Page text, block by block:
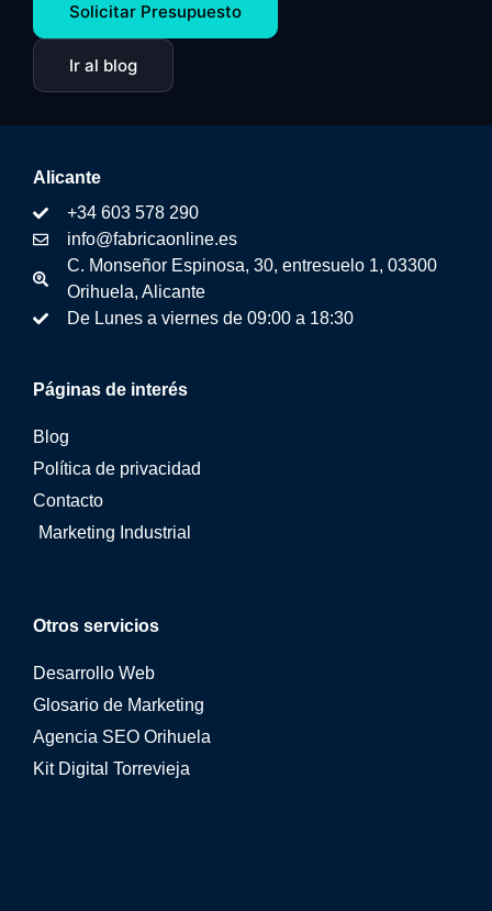
Solicitar Presupuesto
Ir al blog
Otros servicios
Desarrollo Web
Glosario de Marketing
Agencia SEO Orihuela
Kit Digital Torrevieja
Páginas de interés
Blog
Política de privacidad
Contacto
Marketing Industrial
Alicante
+34 603 578 290
info@fabricaonline.es
C. Monseñor Espinosa, 30, entresuelo 1, 03300
Orihuela, Alicante
De Lunes a viernes de 09:00 a 18:30